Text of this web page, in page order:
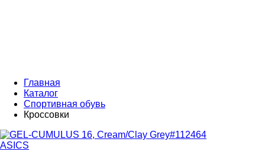
Главная
Каталог
Спортивная обувь
Кроссовки
ASICS